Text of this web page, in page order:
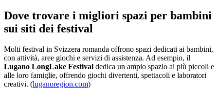
Dove trovare i migliori spazi per bambini
sui siti dei festival
Molti festival in Svizzera romanda offrono spazi dedicati ai bambini,
con attività, aree giochi e servizi di assistenza. Ad esempio, il
Lugano LongLake Festival dedica un ampio spazio ai più piccoli e
alle loro famiglie, offrendo giochi divertenti, spettacoli e laboratori
creativi. (luganoregion.com)